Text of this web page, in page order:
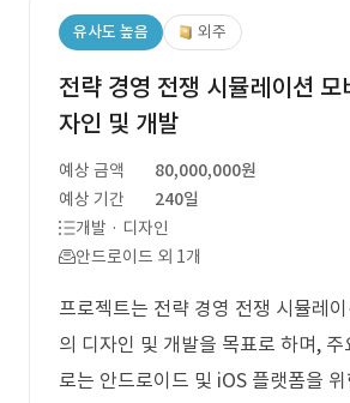
유사도 높음 외주
전략 경영 전쟁 시뮬레이션 모
자인 및 개발
예상 금액
80,000,000원
예상 기간
240일
개발 · 디자인
안드로이드 외 1개
프로젝트는 전략 경영 전쟁 시뮬레
의 디자인 및 개발을 목표로 하며,
로는 안드로이드 및 iOS 플랫폼을